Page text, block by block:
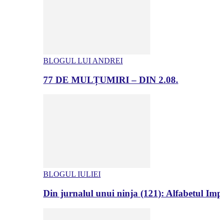
BLOGUL LUI ANDREI
77 DE MULȚUMIRI – DIN 2.08.
BLOGUL IULIEI
Din jurnalul unui ninja (121): Alfabetul